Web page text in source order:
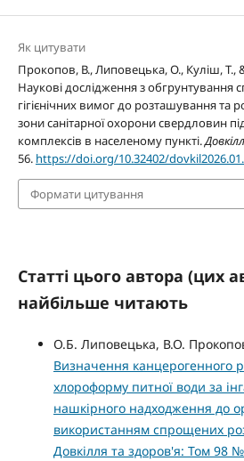
Як цитувати
Прокопов, В., Липовецька, О., Куліш, Т.,
Наукові дослідження з обгрунтування
гігієнічних вимог до розташування та
зони санітарної охорони свердловин
комплексів в населеному пункті.
56. https://doi.org/10.32402/
Формати цитування
Статті цього автора (цих
найбільше читають
О.Б. Липовецька, В.О.
Визначення канцерогенного
хлороформу питної води за
нашкірного надходження до
використанням спрощених
Довкілля та здоров'я: Том 98